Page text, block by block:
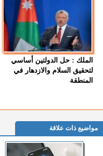
الملك : حل الدولتين أساسي
لتحقيق السلام والازدهار في
المنطقة
مواضيع ذات علاقة